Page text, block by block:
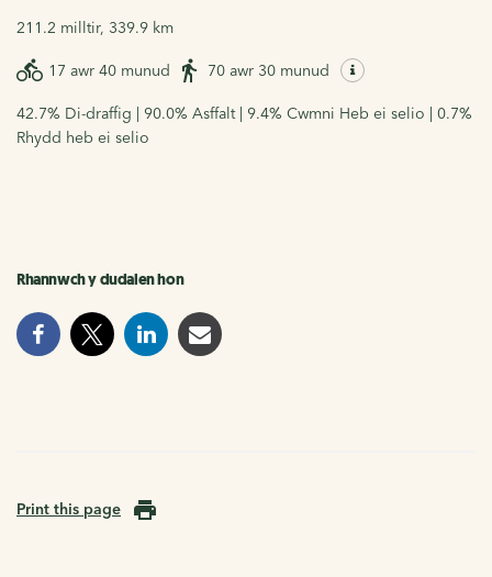
211.2 milltir, 339.9 km
17 awr 40 munud 70 awr 30 munud
42.7% Di-draffig | 90.0% Asffalt | 9.4% Cwmni Heb ei selio | 0.7%
Rhydd heb ei selio
Rhannwch y dudalen hon
Print this page